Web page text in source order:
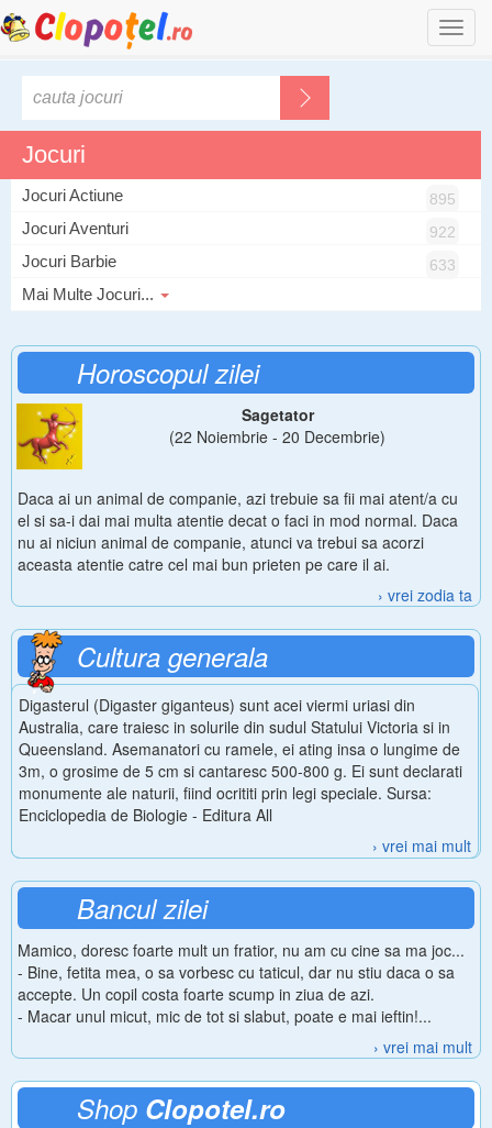
Jocuri
Jocuri Actiune 895
Jocuri Aventuri 922
Jocuri Barbie 633
Mai Multe Jocuri...
Horoscopul zilei
Sagetator
(22 Noiembrie - 20 Decembrie)
Daca ai un animal de companie, azi trebuie sa fii mai atent/a cu
el si sa-i dai mai multa atentie decat o faci in mod normal. Daca
nu ai niciun animal de companie, atunci va trebui sa acorzi
aceasta atentie catre cel mai bun prieten pe care il ai.
› vrei zodia ta
Cultura generala
Digasterul (Digaster giganteus) sunt acei viermi uriasi din
Australia, care traiesc in solurile din sudul Statului Victoria si in
Queensland. Asemanatori cu ramele, ei ating insa o lungime de
3m, o grosime de 5 cm si cantaresc 500-800 g. Ei sunt declarati
monumente ale naturii, fiind ocrititi prin legi speciale. Sursa:
Enciclopedia de Biologie - Editura All
› vrei mai mult
Bancul zilei
Mamico, doresc foarte mult un fratior, nu am cu cine sa ma joc...
- Bine, fetita mea, o sa vorbesc cu taticul, dar nu stiu daca o sa
accepte. Un copil costa foarte scump in ziua de azi.
- Macar unul micut, mic de tot si slabut, poate e mai ieftin!...
› vrei mai mult
Shop Clopotel.ro